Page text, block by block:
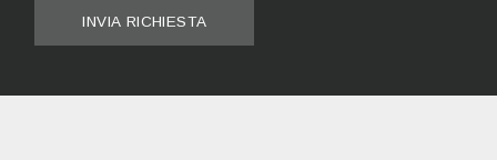
INVIA RICHIESTA